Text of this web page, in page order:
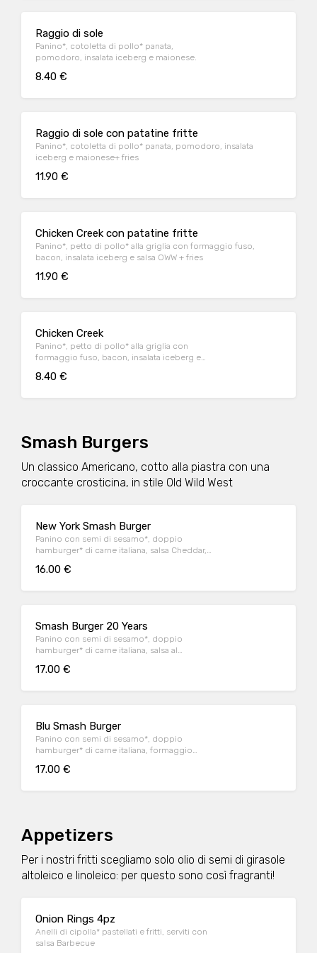
Raggio di sole
Panino*, cotoletta di pollo* panata,
pomodoro, insalata iceberg e maionese.
8.40 €
Raggio di sole con patatine fritte
Panino*, cotoletta di pollo* panata, pomodoro, insalata
iceberg e maionese+ fries
11.90 €
Chicken Creek con patatine fritte
Panino*, petto di pollo* alla griglia con formaggio fuso,
bacon, insalata iceberg e salsa OWW + fries
11.90 €
Chicken Creek
Panino*, petto di pollo* alla griglia con
formaggio fuso, bacon, insalata iceberg e
8.40 €
Smash Burgers
Un classico Americano, cotto alla piastra con una
croccante crosticina, in stile Old Wild West
New York Smash Burger
Panino con semi di sesamo*, doppio
hamburger* di carne italiana, salsa Cheddar,
iceberg e cetriolini, accompagnato da
16.00 €
Smash Burger 20 Years
Panino con semi di sesamo*, doppio
hamburger* di carne italiana, salsa al
insalata iceberg, salsa maionese senapata
17.00 €
Blu Smash Burger
Panino con semi di sesamo*, doppio
hamburger* di carne italiana, formaggio
insalata iceberg, servito con patate* Fries e
17.00 €
Appetizers
Per i nostri fritti scegliamo solo olio di semi di girasole
altoleico e linoleico: per questo sono così fragranti!
Onion Rings 4pz
Anelli di cipolla* pastellati e fritti, serviti con
salsa Barbecue